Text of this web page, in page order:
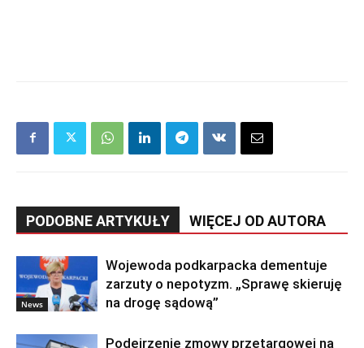
PODOBNE ARTYKUŁY WIĘCEJ OD AUTORA
News
Wojewoda podkarpacka dementuje
zarzuty o nepotyzm. „Sprawę skieruję
na drogę sądową”
Podejrzenie zmowy przetargowej na